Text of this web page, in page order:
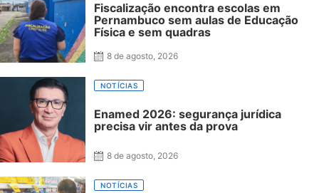
Fiscalização encontra escolas em
Pernambuco sem aulas de Educação
Física e sem quadras
8 de agosto, 2026
NOTÍCIAS
Enamed 2026: segurança jurídica
precisa vir antes da prova
8 de agosto, 2026
NOTÍCIAS